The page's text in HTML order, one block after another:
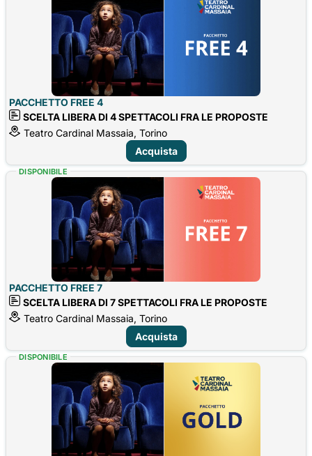
PACCHETTO FREE 4
SCELTA LIBERA DI 4 SPETTACOLI FRA LE PROPOSTE
Teatro Cardinal Massaia, Torino
Acquista
PACCHETTO FREE 7
SCELTA LIBERA DI 7 SPETTACOLI FRA LE PROPOSTE
Teatro Cardinal Massaia, Torino
DISPONIBILE
Acquista
DISPONIBILE